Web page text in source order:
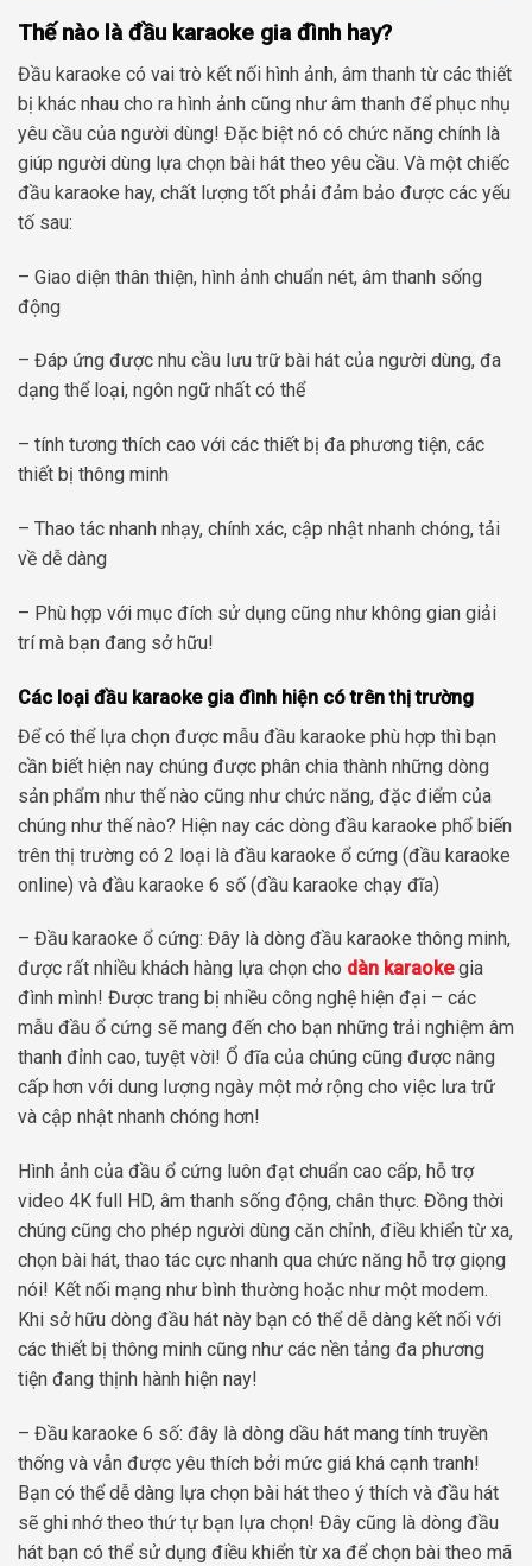
Thế nào là đầu karaoke gia đình hay?
Đầu karaoke có vai trò kết nối hình ảnh, âm thanh từ các thiết
bị khác nhau cho ra hình ảnh cũng như âm thanh để phục nhụ
yêu cầu của người dùng! Đặc biệt nó có chức năng chính là
giúp người dùng lựa chọn bài hát theo yêu cầu. Và một chiếc
đầu karaoke hay, chất lượng tốt phải đảm bảo được các yếu
tố sau:
– Giao diện thân thiện, hình ảnh chuẩn nét, âm thanh sống
động
– Đáp ứng được nhu cầu lưu trữ bài hát của người dùng, đa
dạng thể loại, ngôn ngữ nhất có thể
– tính tương thích cao với các thiết bị đa phương tiện, các
thiết bị thông minh
– Thao tác nhanh nhạy, chính xác, cập nhật nhanh chóng, tải
về dễ dàng
– Phù hợp với mục đích sử dụng cũng như không gian giải
trí mà bạn đang sở hữu!
Các loại đầu karaoke gia đình hiện có trên thị trường
Để có thể lựa chọn được mẫu đầu karaoke phù hợp thì bạn
cần biết hiện nay chúng được phân chia thành những dòng
sản phẩm như thế nào cũng như chức năng, đặc điểm của
chúng như thế nào? Hiện nay các dòng đầu karaoke phổ biến
trên thị trường có 2 loại là đầu karaoke ổ cứng (đầu karaoke
online) và đầu karaoke 6 số (đầu karaoke chạy đĩa)
– Đầu karaoke ổ cứng: Đây là dòng đầu karaoke thông minh,
được rất nhiều khách hàng lựa chọn cho dàn karaokegia
đình mình! Được trang bị nhiều công nghệ hiện đại – các
mẫu đầu ổ cứng sẽ mang đến cho bạn những trải nghiệm âm
thanh đỉnh cao, tuyệt vời! Ổ đĩa của chúng cũng được nâng
cấp hơn với dung lượng ngày một mở rộng cho việc lưa trữ
và cập nhật nhanh chóng hơn!
Hình ảnh của đầu ổ cứng luôn đạt chuẩn cao cấp, hỗ trợ
video 4K full HD, âm thanh sống động, chân thực. Đồng thời
chúng cũng cho phép người dùng căn chỉnh, điều khiển từ xa,
chọn bài hát, thao tác cực nhanh qua chức năng hỗ trợ giọng
nói! Kết nối mạng như bình thường hoặc như một modem.
Khi sở hữu dòng đầu hát này bạn có thể dễ dàng kết nối với
các thiết bị thông minh cũng như các nền tảng đa phương
tiện đang thịnh hành hiện nay!
– Đầu karaoke 6 số: đây là dòng dầu hát mang tính truyền
thống và vẫn được yêu thích bởi mức giá khá cạnh tranh!
Bạn có thể dễ dàng lựa chọn bài hát theo ý thích và đầu hát
sẽ ghi nhớ theo thứ tự bạn lựa chọn! Đây cũng là dòng đầu
hát bạn có thể sử dụng điều khiển từ xa để chọn bài theo mã